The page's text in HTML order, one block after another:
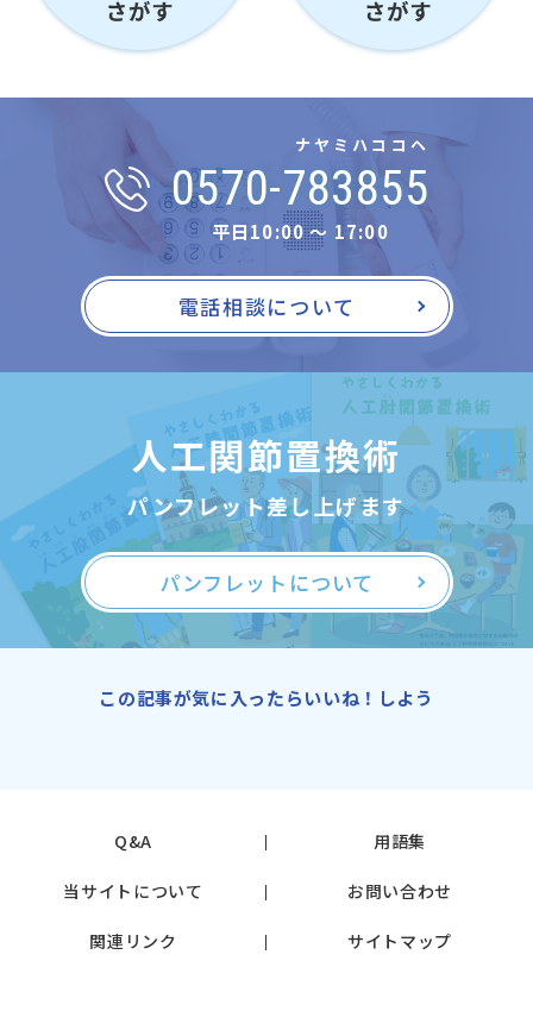
ナヤミハココヘ
0570-783855
平日10:00 〜 17:00
電話相談について
人工関節置換術
パンフレット差し上げます
パンフレットについて
この記事が気に入ったらいいね！しよう
Q&A 用語集
当サイトについて お問い合わせ
関連リンク サイトマップ